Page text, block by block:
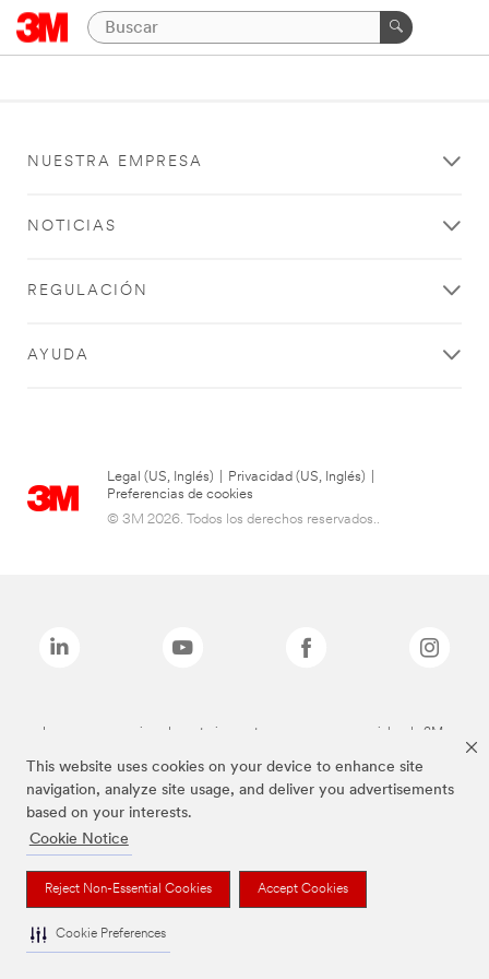
This website uses cookies on your device to enhance site
navigation, analyze site usage, and deliver you advertisements
based on your interests.
Cookie Notice
Reject Non-Essential Cookies Accept Cookies
Cookie Preferences
NUESTRA EMPRESA
NOTICIAS
REGULACIÓN
AYUDA
Legal (US, Inglés) Privacidad (US, Inglés)
Preferencias de cookies
© 3M 2026. Todos los derechos reservados..
Las marcas mencionadas anteriormente son marcas comerciales de 3M.